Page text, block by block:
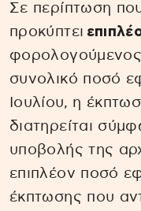
Σε περίπτωση
προκύπτει
φορολογούμενος
συνολικό ποσό
Ιουλίου, η
διατηρείται
υποβολής της
επιπλέον ποσό
έκπτωσης που